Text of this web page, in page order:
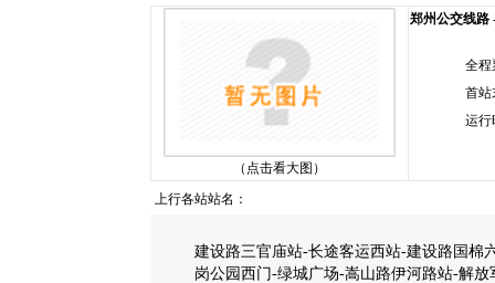
（点击看大图）
郑州公交线路
全程
首站
运行
上行各站站名：
建设路三官庙站-长途客运西站-建设路国棉
岗公园西门-绿城广场-嵩山路伊河路站-解